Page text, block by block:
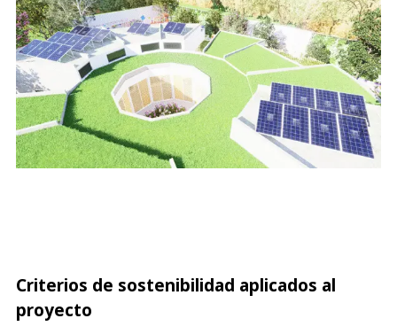
Criterios de sostenibilidad aplicados al
proyecto